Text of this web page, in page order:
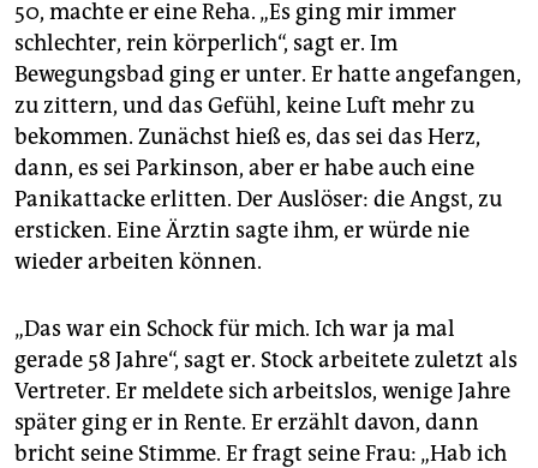
50, machte er eine Reha. „Es ging mir immer
schlechter, rein körperlich“, sagt er. Im
Bewegungsbad ging er unter. Er hatte angefangen,
zu zittern, und das Gefühl, keine Luft mehr zu
bekommen. Zunächst hieß es, das sei das Herz,
dann, es sei Parkinson, aber er habe auch eine
Panikattacke erlitten. Der Auslöser: die Angst, zu
ersticken. Eine Ärztin sagte ihm, er würde nie
wieder arbeiten können.
„Das war ein Schock für mich. Ich war ja mal
gerade 58 Jahre“, sagt er. Stock arbeitete zuletzt als
Vertreter. Er meldete sich arbeitslos, wenige Jahre
später ging er in Rente. Er erzählt davon, dann
bricht seine Stimme. Er fragt seine Frau: „Hab ich